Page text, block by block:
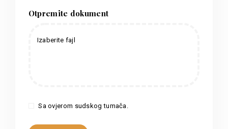
Otpremite dokument
Izaberite fajl
Sa ovjerom sudskog tumača.